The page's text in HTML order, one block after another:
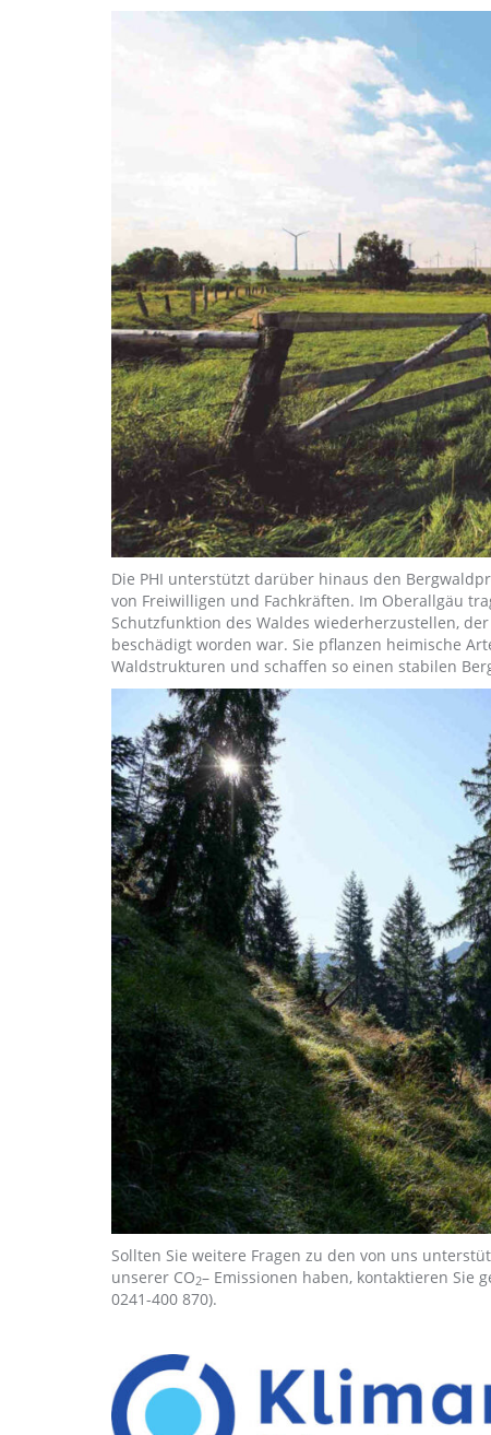
Die PHI unterstützt darüber hinaus den
von Freiwilligen und Fachkräften. Im Oberallgäu
Schutzfunktion des Waldes wiederherzustellen,
beschädigt worden war. Sie pflanzen heimische
Waldstrukturen und schaffen so einen stabilen
Sollten Sie weitere Fragen zu den von uns
unserer CO2– Emissionen haben, kontaktieren Sie
0241-400 870).